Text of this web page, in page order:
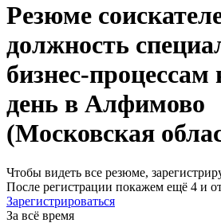
Резюме
должность
бизнес-
день в Алфимово
(Московская
Чтобы видеть все резюме,
После регистрации покажем ещё 4 и
Зарегистрироваться
За всё время